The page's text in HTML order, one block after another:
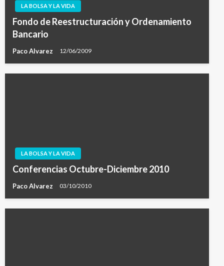
LA BOLSA Y LA VIDA
Fondo de Reestructuración y Ordenamiento
Bancario
Paco Alvarez 12/06/2009
LA BOLSA Y LA VIDA
Conferencias Octubre-Diciembre 2010
Paco Alvarez 03/10/2010